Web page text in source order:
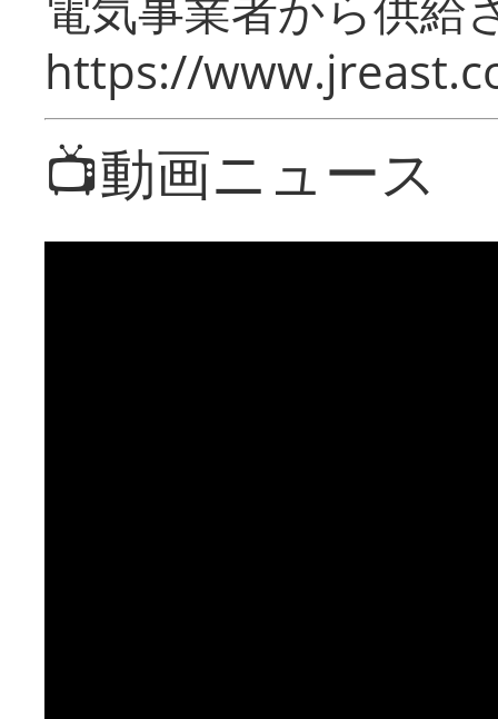
https://
📺動画ニュース